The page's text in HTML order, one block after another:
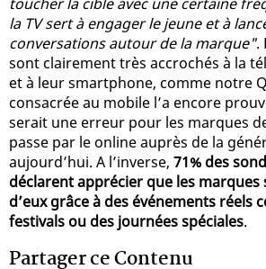
la TV sert à engager le jeune et à
conversations autour de la marque".
sont clairement très accrochés à la
et à leur smartphone, comme notre
consacrée au mobile l’a encore
serait une erreur pour les marques
passe par le online auprès de la
aujourd’hui. A l’inverse, 71% des
déclarent apprécier que les
d’eux grâce à des événements réels
festivals ou des journées spéciales.
Partager ce Contenu